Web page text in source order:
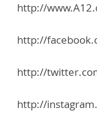
http://
http://
http://
http://